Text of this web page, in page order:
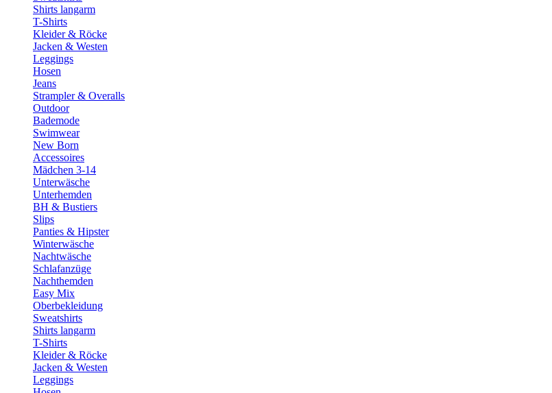
Shirts langarm
T-Shirts
Kleider & Röcke
Jacken & Westen
Leggings
Hosen
Jeans
Strampler & Overalls
Outdoor
Bademode
Swimwear
New Born
Accessoires
Mädchen 3-14
Unterwäsche
Unterhemden
BH & Bustiers
Slips
Panties & Hipster
Winterwäsche
Nachtwäsche
Schlafanzüge
Nachthemden
Easy Mix
Oberbekleidung
Sweatshirts
Shirts langarm
T-Shirts
Kleider & Röcke
Jacken & Westen
Leggings